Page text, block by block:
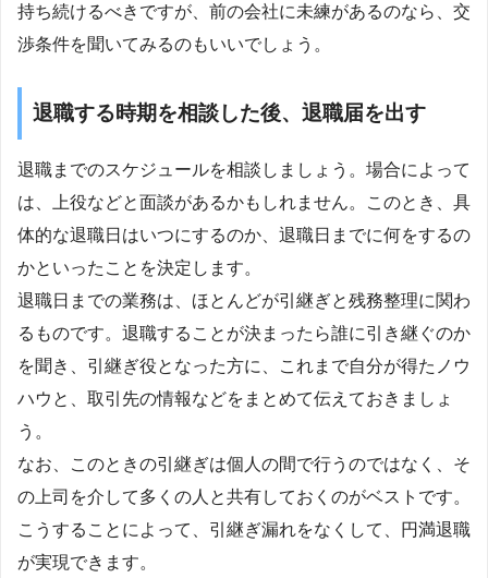
持ち続けるべきですが、前の会社に未練があるのなら、交
渉条件を聞いてみるのもいいでしょう。
退職する時期を相談した後、退職届を出す
退職までのスケジュールを相談しましょう。場合によって
は、上役などと面談があるかもしれません。このとき、具
体的な退職日はいつにするのか、退職日までに何をするの
かといったことを決定します。
退職日までの業務は、ほとんどが引継ぎと残務整理に関わ
るものです。退職することが決まったら誰に引き継ぐのか
を聞き、引継ぎ役となった方に、これまで自分が得たノウ
ハウと、取引先の情報などをまとめて伝えておきましょ
う。
なお、このときの引継ぎは個人の間で行うのではなく、そ
の上司を介して多くの人と共有しておくのがベストです。
こうすることによって、引継ぎ漏れをなくして、円満退職
が実現できます。